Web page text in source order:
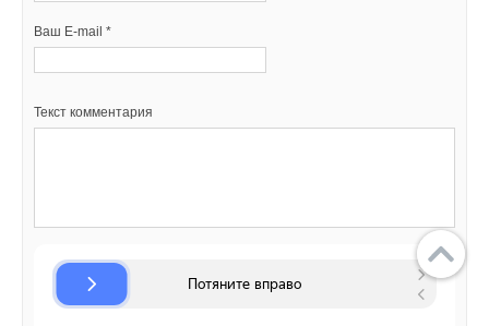
Ваш E-mail *
Текст комментария